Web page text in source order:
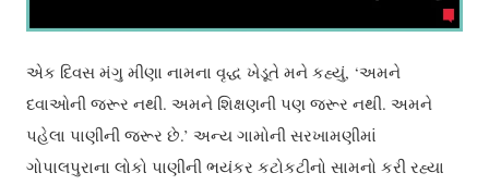
એક દિવસ મંગુ મીણા નામના વૃદ્ધ ખેડૂતે મને કહ્યું, ‘અમને
દવાઓની જરૂર નથી. અમને શિક્ષણની પણ જરૂર નથી. અમને
પહેલા પાણીની જરૂર છે.’ અન્ય ગામોની સરખામણીમાં
ગોપાલપુરાના લોકો પાણીની ભયંકર કટોકટીનો સામનો કરી રહ્યા